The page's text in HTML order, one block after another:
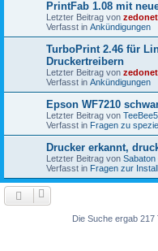
PrintFab 1.08 mit
Letzter Beitrag von zedonet
Verfasst in Ankündigungen
TurboPrint 2.46 für
Druckertreibern
Letzter Beitrag von zedonet
Verfasst in Ankündigungen
Epson WF7210
Letzter Beitrag von
Verfasst in Fragen zu
Drucker erkannt,
Letzter Beitrag von Sabaton
Verfasst in Fragen zur
Die Suche ergab 217